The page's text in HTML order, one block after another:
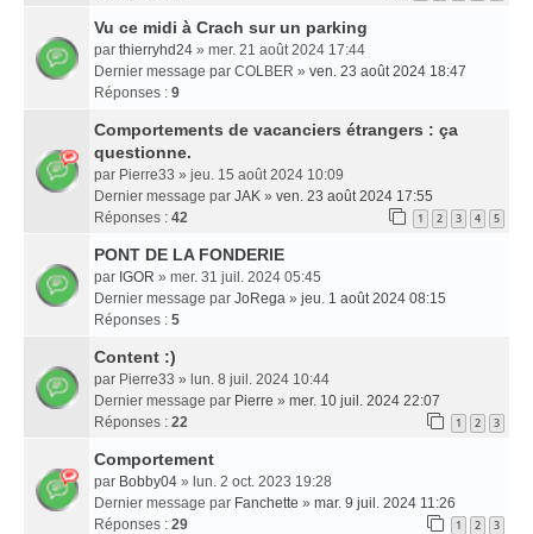
Vu ce midi à Crach sur un parking
par thierryhd24 » mer. 21 août 2024 17:44
Dernier message par COLBER » ven. 23 août 2024 18:47
Réponses : 9
Comportements de vacanciers étrangers : ça
questionne.
par Pierre33 » jeu. 15 août 2024 10:09
Dernier message par JAK » ven. 23 août 2024 17:55
Réponses : 42 1 2 3 4 5
PONT DE LA FONDERIE
par IGOR » mer. 31 juil. 2024 05:45
Dernier message par JoRega » jeu. 1 août 2024 08:15
Réponses : 5
Content :)
par Pierre33 » lun. 8 juil. 2024 10:44
Dernier message par Pierre » mer. 10 juil. 2024 22:07
Réponses : 22 1 2 3
Comportement
par Bobby04 » lun. 2 oct. 2023 19:28
Dernier message par Fanchette » mar. 9 juil. 2024 11:26
Réponses : 29 1 2 3